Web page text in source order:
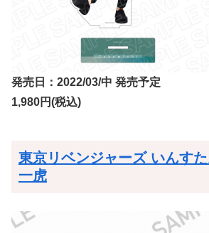
発売日：2022/03/中 発売予定
1,980円(税込)
東京リベンジャーズ いんす
一虎